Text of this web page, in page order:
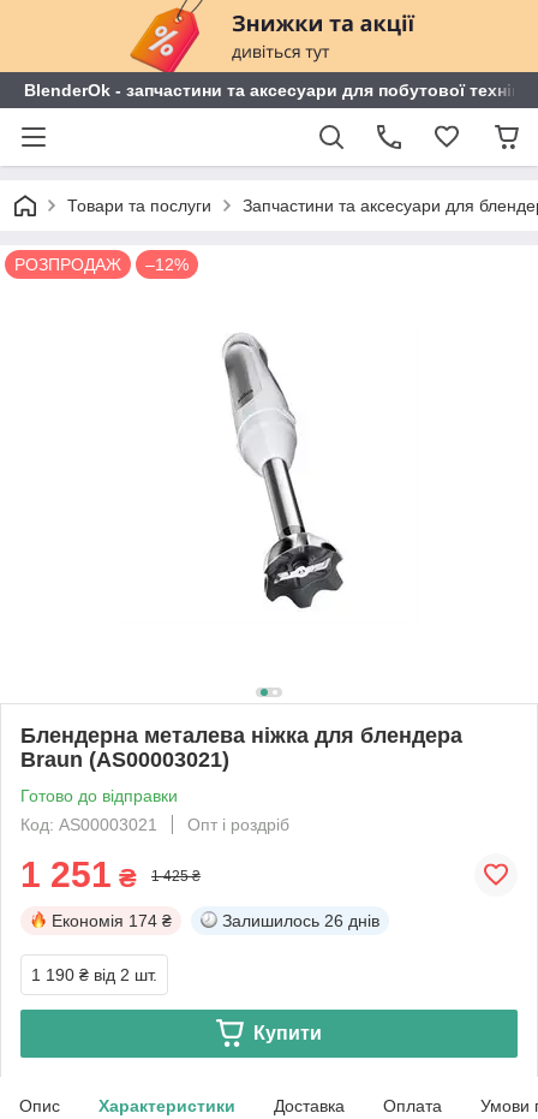
BlenderOk - запчастини та аксесуари для побутової техніки
Товари та послуги Запчастини та аксесуари для
РОЗПРОДАЖ –12%
Блендерна металева ніжка для блендера
Braun (AS00003021)
Готово до відправки
Код: AS00003021
Опт і роздріб
1 251 ₴ 1 425 ₴
Економія 174 ₴ Залишилось 26 днів
1 190 ₴ від 2 шт.
Купити
Опис Характеристики Доставка Оплата Умови